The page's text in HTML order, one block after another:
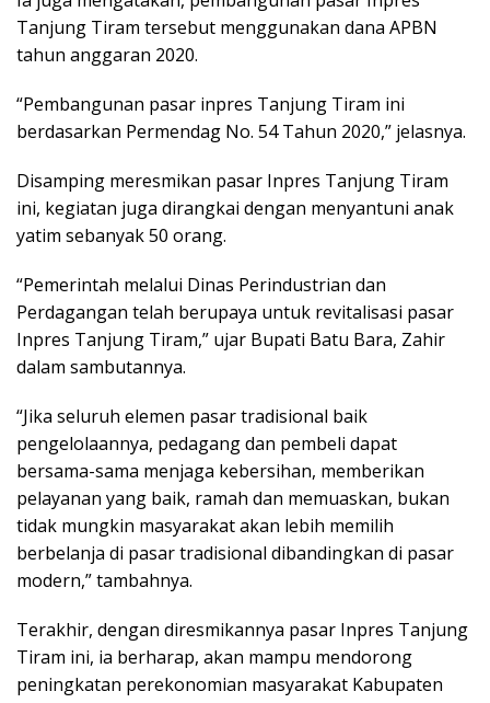
Tanjung Tiram tersebut menggunakan dana APBN
tahun anggaran 2020.
“Pembangunan pasar inpres Tanjung Tiram ini
berdasarkan Permendag No. 54 Tahun 2020,” jelasnya.
Disamping meresmikan pasar Inpres Tanjung Tiram
ini, kegiatan juga dirangkai dengan menyantuni anak
yatim sebanyak 50 orang.
“Pemerintah melalui Dinas Perindustrian dan
Perdagangan telah berupaya untuk revitalisasi pasar
Inpres Tanjung Tiram,” ujar Bupati Batu Bara, Zahir
dalam sambutannya.
“Jika seluruh elemen pasar tradisional baik
pengelolaannya, pedagang dan pembeli dapat
bersama-sama menjaga kebersihan, memberikan
pelayanan yang baik, ramah dan memuaskan, bukan
tidak mungkin masyarakat akan lebih memilih
berbelanja di pasar tradisional dibandingkan di pasar
modern,” tambahnya.
Terakhir, dengan diresmikannya pasar Inpres Tanjung
Tiram ini, ia berharap, akan mampu mendorong
peningkatan perekonomian masyarakat Kabupaten